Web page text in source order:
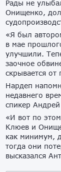
Рады не
Онищенко,
«Я был
в мае
улучшили.
заочное
скрывается
Нардеп
недавнего
спикер
«И вот по
Клюев и
как минимум,
тогда они
высказался